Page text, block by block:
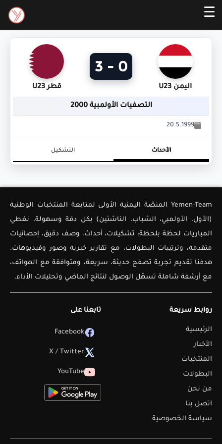
☰
اليمن U23
0 - 3
قطر U23
التصفيات الأولمبية 2000
20.5.1999
الأحداث التشكيل
Yemen-Team المنصّة اليمنية الأولى لمتابعة المنتخبات الوطنية
(الأول، الأولمبي، الشباب، الناشئين) بكل دقة وسهولة. نغطي
المباريات لحظة بلحظة: تشكيلات، أحداث، وصف دقيق، إحصائيات
متقدمة، وترتيبات البطولات، مع تقارير خبرية وصور وفيديوهات.
هدفنا تقديم تجربة تصفح حديثة، سريعة، ومتوافقة مع الهواتف،
مع أرشفة شاملة تسهّل الوصول لنتائج الماضي وتحليلات الأداء.
روابط سريعة
الرئيسية
الأخبار
المنتخبات
البطولات
من نحن
اتصل بنا
سياسة الخصوصية
تابعنا على
Facebook
X / Twitter
YouTube